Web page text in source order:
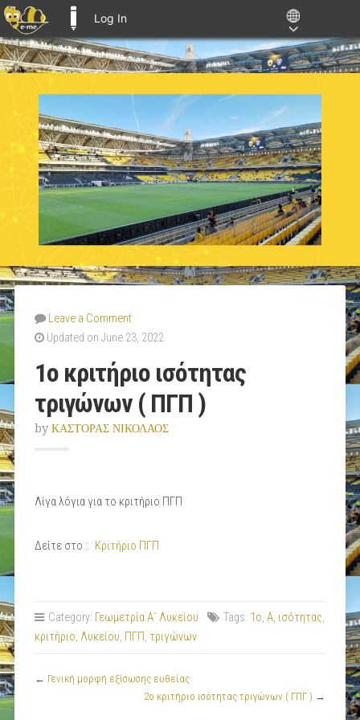
Log In
Leave a Comment
Updated on June 23, 2022
1ο κριτήριο ισότητας
τριγώνων ( ΠΓΠ )
by ΚΑΣΤΟΡΑΣ ΝΙΚΟΛΑΟΣ
Λίγα λόγια για το κριτήριο ΠΓΠ
Δείτε στο : Κριτήριο ΠΓΠ
Category: Γεωμετρία Α΄ Λυκείου Tags: 1ο, Α, ισότητας,
κριτήριο, Λυκείου, ΠΓΠ, τριγώνων
← Γενική μορφή εξίσωσης ευθείας
2o κριτήριο ισότητας τριγώνων ( ΓΠΓ ) →